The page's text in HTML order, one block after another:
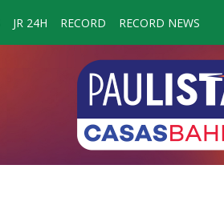
JR 24H RECORD RECORD NEWS